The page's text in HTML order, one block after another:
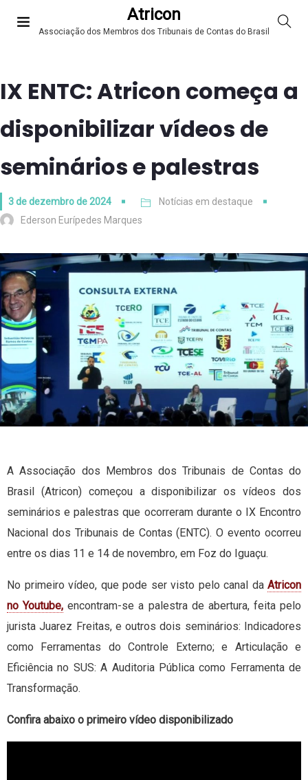
Atricon
Associação dos Membros dos Tribunais de Contas do Brasil
IX ENTC: Atricon começa a
disponibilizar vídeos de
seminários e palestras
3 de dezembro de 2024
Notícias em destaque
Ederson Eurípedes Marques
A Associação dos Membros dos Tribunais de Contas do
Brasil (Atricon) começou a disponibilizar os vídeos dos
seminários e palestras que ocorreram durante o IX Encontro
Nacional dos Tribunais de Contas (ENTC). O evento ocorreu
entre os dias 11 e 14 de novembro, em Foz do Iguaçu.
No primeiro vídeo, que pode ser visto pelo canal da Atricon
no Youtube, encontram-se a palestra de abertura, feita pelo
jurista Juarez Freitas, e outros dois seminários: Indicadores
como Ferramentas do Controle Externo; e Articulação e
Eficiência no SUS: A Auditoria Pública como Ferramenta de
Transformação.
Confira abaixo o primeiro vídeo disponibilizado